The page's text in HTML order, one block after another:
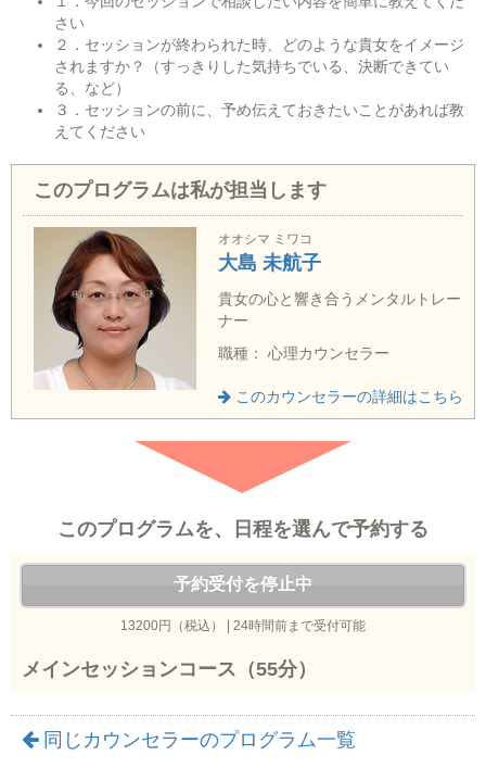
さい
２．セッションが終わられた時、どのような貴女をイメージ
されますか？（すっきりした気持ちでいる、決断できてい
る、など）
３．セッションの前に、予め伝えておきたいことがあれば教
えてください
このプログラムは私が担当します
オオシマ ミワコ
大島 未航子
貴女の心と響き合うメンタルトレー
ナー
職種： 心理カウンセラー
このカウンセラーの詳細はこちら
このプログラムを、日程を選んで予約する
予約受付を停止中
13200円（税込） | 24時間前まで受付可能
メインセッションコース（55分）
同じカウンセラーのプログラム一覧